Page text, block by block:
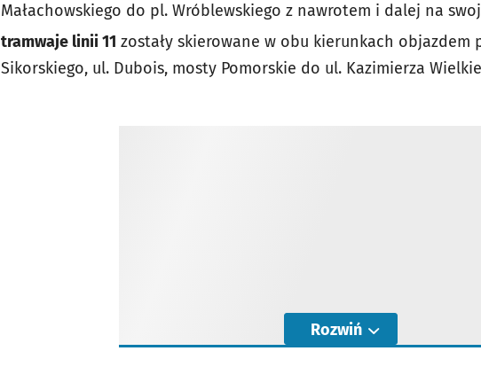
Małachowskiego do pl. Wróblewskiego z nawrotem i dalej na
tramwaje linii 11 zostały skierowane w obu kierunkach objazdem
Sikorskiego, ul. Dubois, mosty Pomorskie do ul. Kazimierza
Rozwiń